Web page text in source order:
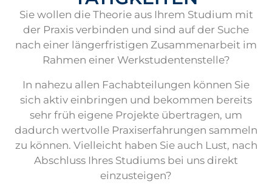
Sie wollen die Theorie aus Ihrem Studium mit
der Praxis verbinden und sind auf der Suche
nach einer längerfristigen Zusammenarbeit im
Rahmen einer Werkstudentenstelle?
In nahezu allen Fachabteilungen können Sie
sich aktiv einbringen und bekommen bereits
sehr früh eigene Projekte übertragen, um
dadurch wertvolle Praxiserfahrungen sammeln
zu können. Vielleicht haben Sie auch Lust, nach
Abschluss Ihres Studiums bei uns direkt
einzusteigen?